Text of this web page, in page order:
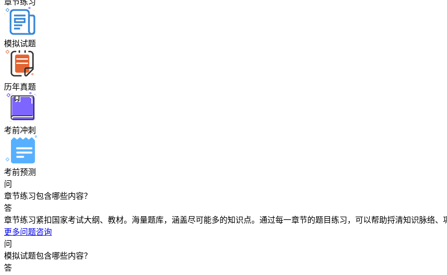
章节练习
模拟试题
历年真题
考前冲刺
考前预测
问
章节练习包含哪些内容？
答
章节练习紧扣国家考试大纲、教材。海量题库，涵盖尽可能多的知识点。通过每一章节的题目练习，可以帮助捋清知识脉络、
更多问题咨询
问
模拟试题包含哪些内容？
答